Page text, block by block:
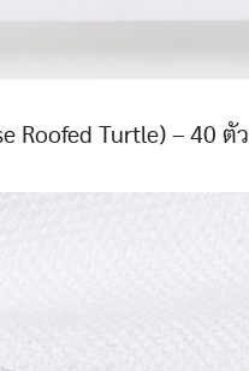
Roofed Turtle) – 40 ตัว